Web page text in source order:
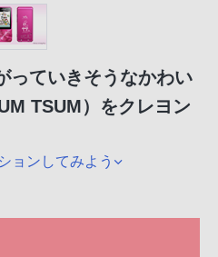
っていきそうなかわい
TSUM）をクレヨン
ョンしてみよう